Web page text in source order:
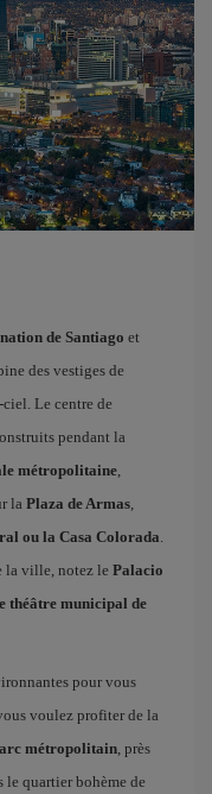
de Santiago et
des vestiges de
Le centre de
pendant la
métropolitaine,
laPlaza de Armas,
ou la Casa Colorada.
la ville, notez le Palacio
théâtre municipal de
pour vous
voulez profiter de la
métropolitain, près
le quartier bohème de